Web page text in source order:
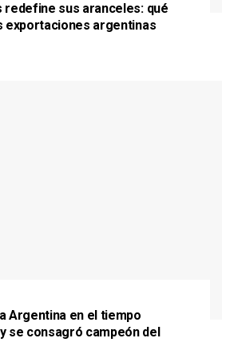
redefine sus aranceles: qué
exportaciones argentinas
Argentina en el tiempo
se consagró campeón del